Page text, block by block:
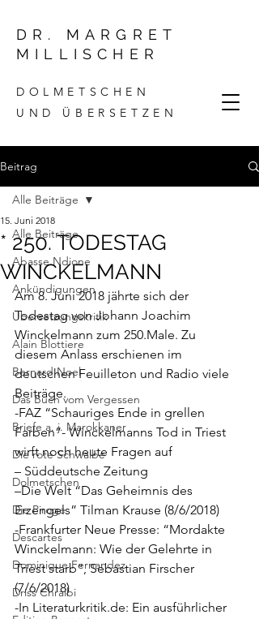
DR. MARGRET
MILLISCHER
DOLMETSCHEN
UND ÜBERSETZEN
Beitrag
Alle Beiträge
Abasse Ndione
Ankündigungen
Übersetzungskritik
Alain Blottiere
Bernard Noel
Das Buch vom Vergessen
Briefe a. j. Marokkaner
Die rote Schwalbe
Dolmetschen
Die Piroge
Descartes
Dominique Fernandez
Driss Chraibi
Alle Beiträge
* 250. TODESTAG
WINCKELMANN
15. Juni 2018
Am 8. Juni 2018 jährte sich der
Todestag von Johann Joachim
Winckelmann zum 250.Male. Zu
diesem Anlass erschienen im
deutschen Feuilleton und Radio viele
Beiträge.
-FAZ “Schauriges Ende in grellen
Farben”- Winckelmanns Tod in Triest
wirft noch heute Fragen auf
– Süddeutsche Zeitung
–Die Welt “Das Geheimnis des
Erzengels” Tilman Krause (8/6/2018)
-Frankfurter Neue Presse: “Mordakte
Winckelmann: Wie der Gelehrte in
Triest starb“, Sebastian Firscher
(7/6/2018)
-In Literaturkritik.de: Ein ausführlicher